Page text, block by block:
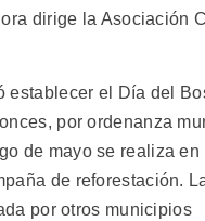
dirige la Asociación
establecer el Día del
por ordenanza
de mayo se realiza en
de reforestación.
por otros municipios